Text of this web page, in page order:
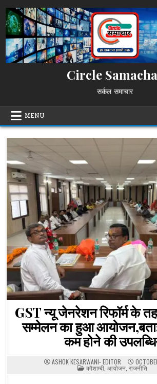
to
content
Circle
सर्कल समाचार
MENU
GST न्यू जेनरेशन रिफॉर्म के
सम्मेलन का हुआ
कम होने की
ASHOK KESARWANI- EDITOR
POSTED
IN
कौशाम्बी आयोजन राजनीति